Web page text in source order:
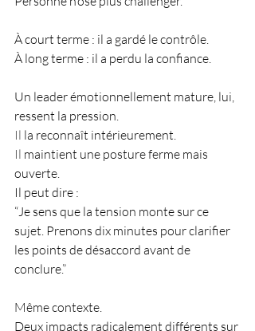
À court terme : il a gardé le contrôle.
À long terme : il a perdu la confiance.
Un leader émotionnellement mature, lui,
ressent la pression.
Il la reconnaît intérieurement.
Il maintient une posture ferme mais
ouverte.
Il peut dire :
“Je sens que la tension monte sur ce
sujet. Prenons dix minutes pour clarifier
les points de désaccord avant de
conclure.”
Même contexte.
Deux impacts radicalement différents sur